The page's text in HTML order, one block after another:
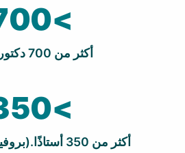
>700
أكثر من 700 دكتور علوم
>350
أكثر من 350 أستاذًا.(بروفيسور محاضر)